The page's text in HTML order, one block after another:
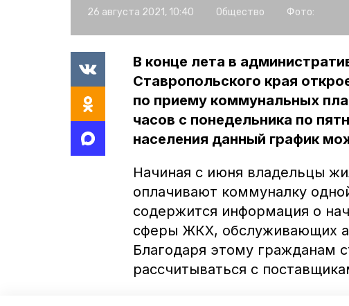
26 августа 2021, 10:40 Общество Фото:
В конце лета в
Ставропольского края
по приему коммунальных
часов с понедельника по
населения данный график
Начиная с июня владельцы
оплачивают коммуналку
содержится информация о
сферы ЖКХ, обслуживающих
Благодаря этому гражданам
рассчитываться с